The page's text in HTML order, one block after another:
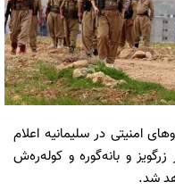
امنیتی در سلیمانیه اعلام
و بانه‌گوره و کوله‌ره‌ش
شد.